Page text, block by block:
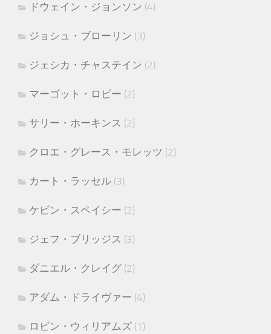
ドウェイン・ジョンソン (4)
ジョシュ・ブローリン (3)
ジェシカ・チャステイン (2)
マーゴット・ロビー (2)
サリー・ホーキンス (2)
クロエ・グレース・モレッツ (2)
カート・ラッセル (3)
ケビン・スペイシー (2)
ジェフ・ブリッジス (3)
ダニエル・クレイグ (2)
アダム・ドライヴァー (4)
ロビン・ウィリアムズ (1)